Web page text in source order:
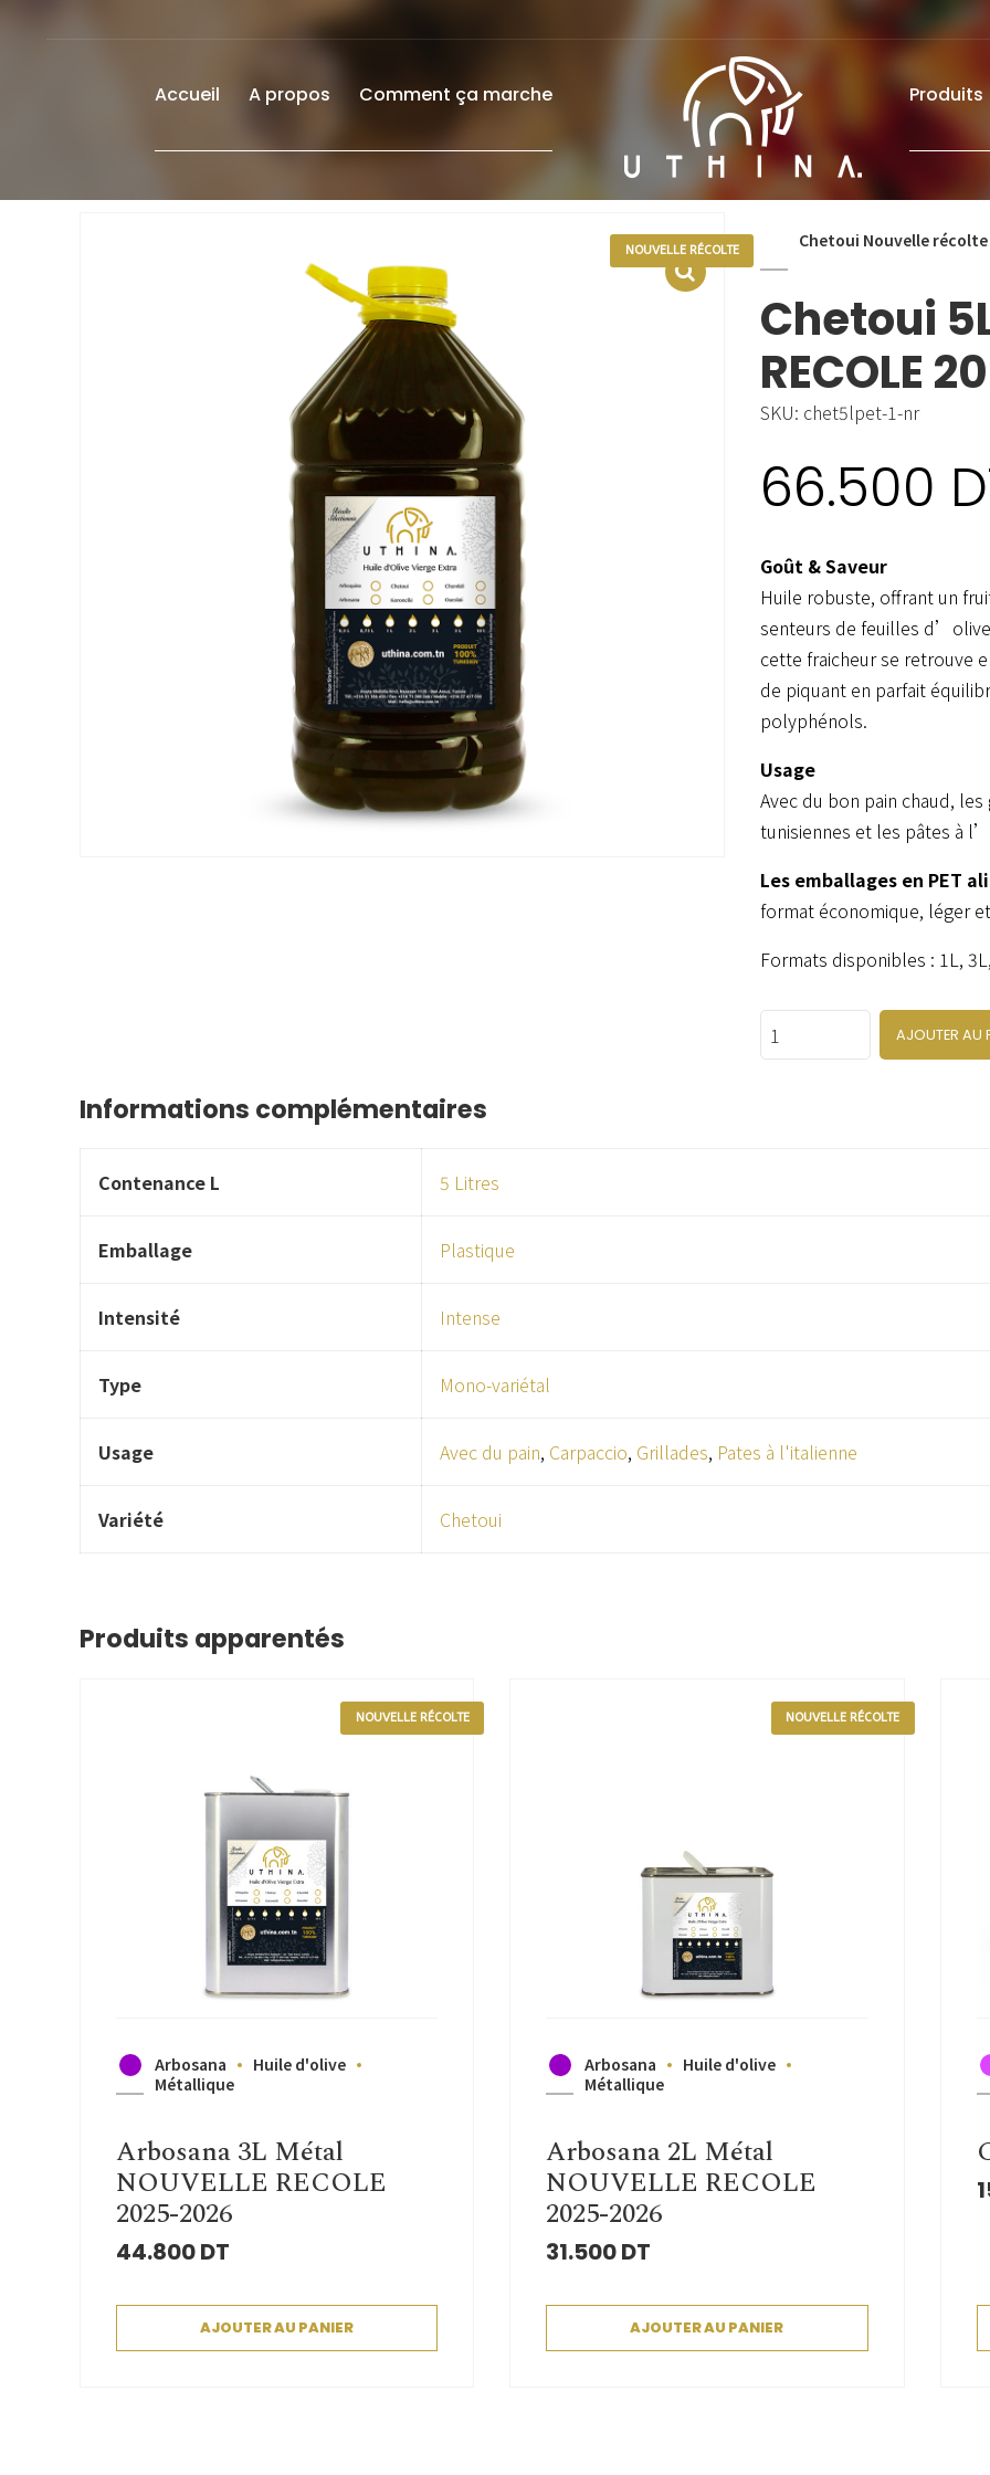
Accueil A propos Comment ça marche Produits
NOUVELLE RÉCOLTE Chetoui Nouvelle récolte
Chetoui 5L
RECOLE
SKU: chet5lpet-1-nr
66.500
Goût & Saveur
Huile robuste, offrant un
senteurs de feuilles
cette fraicheur se retrouve
de piquant en parfait
polyphénols.
Usage
Avec du bon pain chaud,
tunisiennes et les pâtes à
Les emballages en PET
format économique, léger
Formats disponibles : 1L,
Quantity AJOUTER AU
Informations complémentaires
Contenance L 5 Litres
Emballage Plastique
Intensité Intense
Type Mono-variétal
Usage Avec du pain, Carpaccio, Grillades, Pates à l'italienne
Variété Chetoui
Produits apparentés
NOUVELLE RÉCOLTE
Arbosana
Huile d'olive
Métallique
Arbosana 3L Métal
NOUVELLE RECOLE
2025-2026
44.800DT
AJOUTER AU PANIER
NOUVELLE RÉCOLTE
Arbosana
Huile d'olive
Métallique
Arbosana 2L Métal
NOUVELLE RECOLE
2025-2026
31.500DT
AJOUTER AU PANIER